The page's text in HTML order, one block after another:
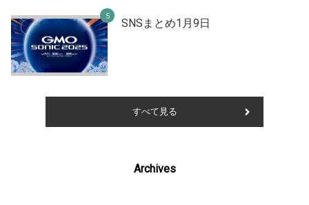
SNSまとめ1月9日
すべて見る
Archives